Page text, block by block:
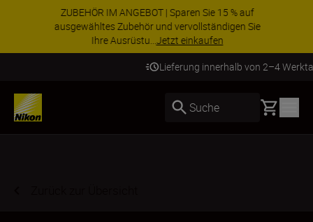
ZUBEHÖR IM ANGEBOT | Sparen Sie 15 % auf
ausgewähltes Zubehör und vervollständigen Sie
Ihre Ausrüstu...Jetzt einkaufen
Lieferung innerhalb von 2–4 Werktagen
Suche Basket